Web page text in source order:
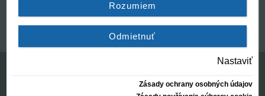
Kontakt
Všeobecné podmienky
© Centrálna nezisková spoločnosť | since 2012
Rozumiem
Odmietnuť
Nastaviť
Zásady ochrany osobných údajov